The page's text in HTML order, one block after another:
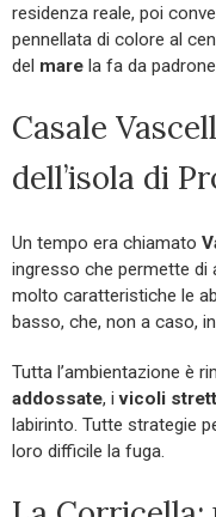
residenza reale, poi
pennellata di colore al
del mare la fa da
Casale
dell’isola di
Un tempo era chiamato
ingresso che permette di
molto caratteristiche le
basso, che, non a caso,
Tutta l’ambientazione è
addossate, ivicoli
labirinto. Tutte strategie
loro difficile la fuga.